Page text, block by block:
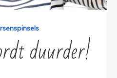
duurder!